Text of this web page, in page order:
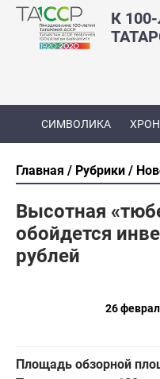
К
СИМВОЛИКА
Главная Рубрики
Высотная
обойдется
рублей
26
Площадь обзорной